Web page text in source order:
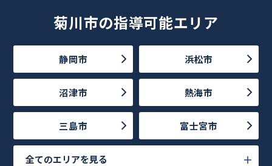
菊川市の指導可能エリア
静岡市 浜松市
沼津市 熱海市
三島市 富士宮市
全てのエリアを見る